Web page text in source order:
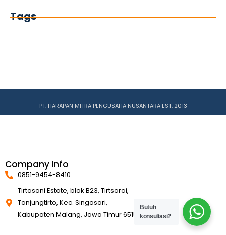
Tags
PT. HARAPAN MITRA PENGUSAHA NUSANTARA EST. 2013
Company Info
0851-9454-8410
Tirtasani Estate, blok B23, Tirtsarai,
Tanjungtirto, Kec. Singosari,
Kabupaten Malang, Jawa Timur 65153
Butuh
konsultasi?